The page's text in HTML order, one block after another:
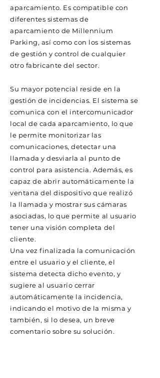
aparcamiento. Es compatible con
diferentes sistemas de
aparcamiento de Millennium
Parking, así como con los sistemas
de gestión y control de cualquier
otro fabricante del sector.
Su mayor potencial reside en la
gestión de incidencias. El sistema se
comunica con el intercomunicador
local de cada aparcamiento, lo que
le permite monitorizar las
comunicaciones, detectar una
llamada y desviarla al punto de
control para asistencia. Además, es
capaz de abrir automáticamente la
ventana del dispositivo que realizó
la llamada y mostrar sus cámaras
asociadas, lo que permite al usuario
tener una visión completa del
cliente.
Una vez finalizada la comunicación
entre el usuario y el cliente, el
sistema detecta dicho evento, y
sugiere al usuario cerrar
automáticamente la incidencia,
indicando el motivo de la misma y
también, si lo desea, un breve
comentario sobre su solución.